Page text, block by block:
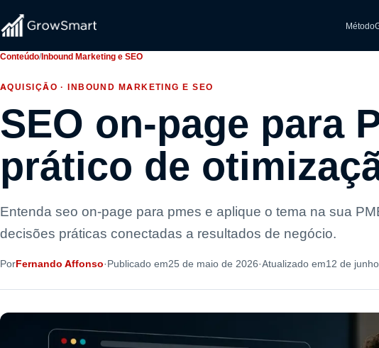
Método
Conteúdo/Inbound Marketing e SEO
AQUISIÇÃO · INBOUND MARKETING E SEO
SEO on-page para
prático de
Entenda seo on-page para pmes e aplique o tema na sua
decisões práticas conectadas a resultados de negócio.
PorFernando Affonso·Publicado em25 de maio de 2026·Atualizado em12 de